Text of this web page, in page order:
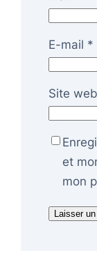
E-mail *
Site web
et
mon